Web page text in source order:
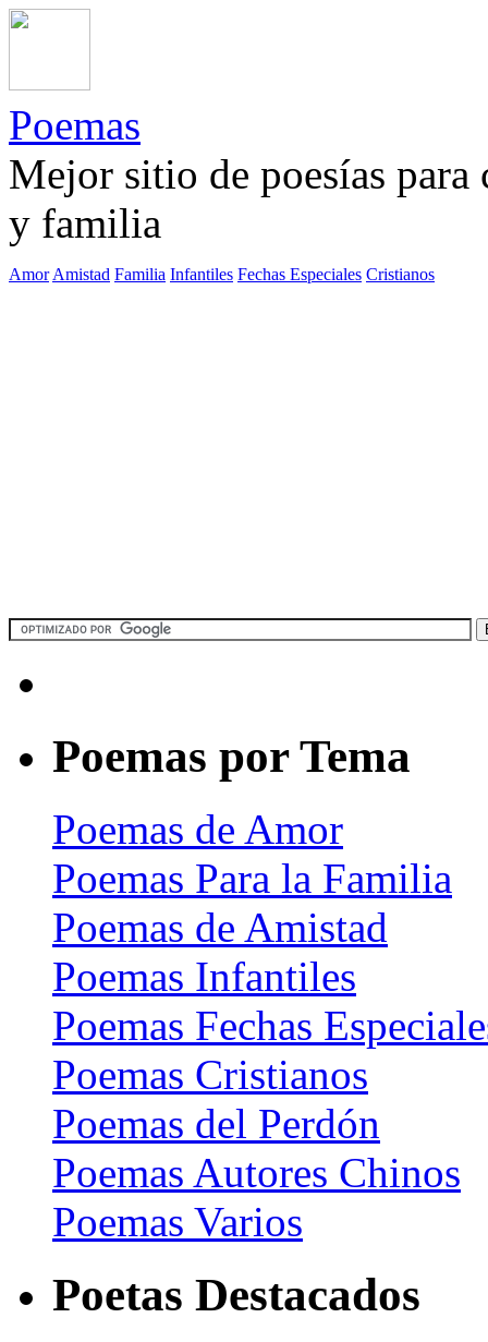
Poemas
Mejor sitio de poesías
y familia
Amor Amistad Familia Infantiles Fechas Especiales Cristianos
Poemas por Tema
Poemas de Amor
Poemas Para la Familia
Poemas de Amistad
Poemas Infantiles
Poemas Fechas
Poemas Cristianos
Poemas del Perdón
Poemas Autores Chinos
Poemas Varios
Poetas Destacados